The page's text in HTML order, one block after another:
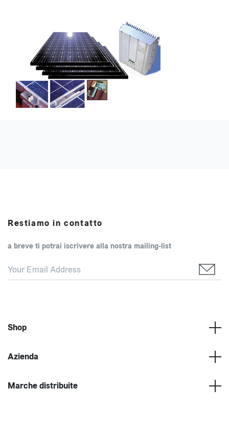
Restiamo in contatto
a breve ti potrai iscrivere alla nostra mailing-list
Shop
Azienda
Marche distribuite